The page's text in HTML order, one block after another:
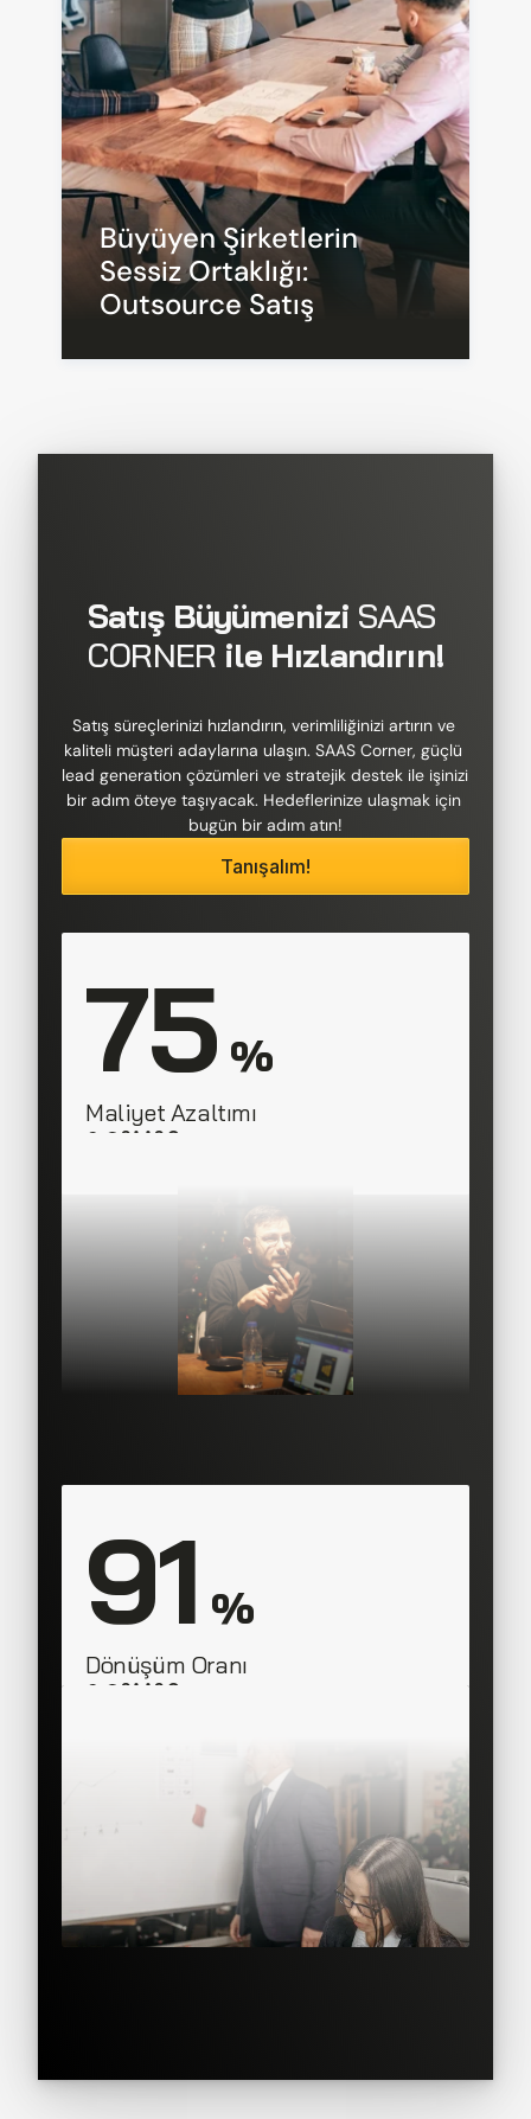
Büyüyen Şirketlerin
Sessiz Ortaklığı:
Outsource Satış
Satış Büyümenizi SAAS
CORNER ile Hızlandırın!
Satış süreçlerinizi hızlandırın, verimliliğinizi artırın ve
kaliteli müşteri adaylarına ulaşın. SAAS Corner, güçlü
lead generation çözümleri ve stratejik destek ile işinizi
bir adım öteye taşıyacak. Hedeflerinize ulaşmak için
bugün bir adım atın!
Tanışalım!
75 %
Maliyet Azaltımı
SAAS Corner
91 %
Dönüşüm Oranı
SAAS Corner